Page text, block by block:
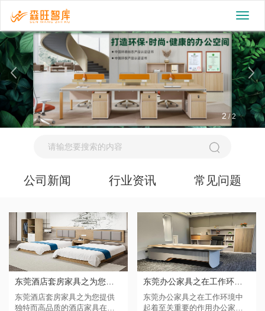
切
换
导
航
2 /2
公司新闻 行业资讯 常见问题
东莞酒店套房家具之为您提供独特而高品质的酒店家具
东莞酒店套房家具之为您提供
独特而高品质的酒店家具在现
东莞办公家具之在工作环境中起着至关重要的作用
东莞办公家具之在工作环境中
起着至关重要的作用办公家具